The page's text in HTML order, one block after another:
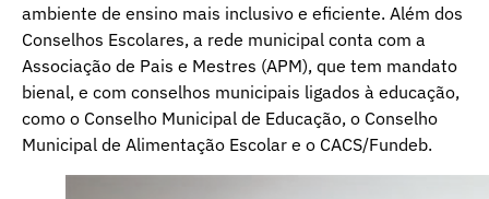
ambiente de ensino mais inclusivo e eficiente. Além dos
Conselhos Escolares, a rede municipal conta com a
Associação de Pais e Mestres (APM), que tem mandato
bienal, e com conselhos municipais ligados à educação,
como o Conselho Municipal de Educação, o Conselho
Municipal de Alimentação Escolar e o CACS/Fundeb.